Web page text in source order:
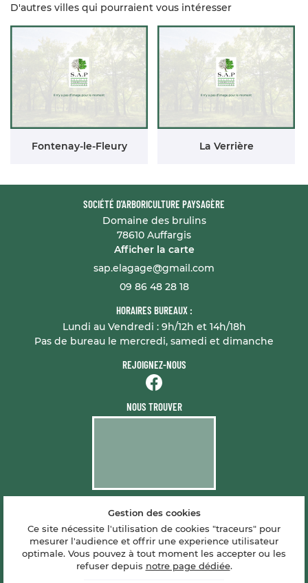
D'autres villes qui pourraient vous intéresser
Fontenay-le-Fleury La Verrière
SOCIÉTÉ D'ARBORICULTURE PAYSAGÈRE
Domaine des brulins
78610 Auffargis
Afficher la carte
09 86 48 28 18
HORAIRES BUREAUX :
Lundi au Vendredi : 9h/12h et 14h/18h
Pas de bureau le mercredi, samedi et dimanche
REJOIGNEZ-NOUS
NOUS TROUVER
Mentions Légales
Conditions générales d'utilisation
Politique de confidentialité
Gestion des cookies
Sitemap
Gestion des cookies
Ce site nécessite l'utilisation de cookies "traceurs" pour
mesurer l'audience et offrir une experience utilisateur
optimale. Vous pouvez à tout moment les accepter ou les
refuser depuis notre page dédiée.